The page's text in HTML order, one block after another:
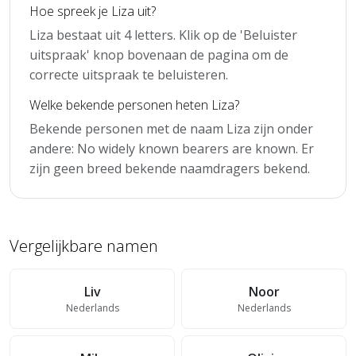
Hoe spreek je Liza uit?
Liza bestaat uit 4 letters. Klik op de 'Beluister
uitspraak' knop bovenaan de pagina om de
correcte uitspraak te beluisteren.
Welke bekende personen heten Liza?
Bekende personen met de naam Liza zijn onder
andere: No widely known bearers are known. Er
zijn geen breed bekende naamdragers bekend.
Vergelijkbare namen
Liv
Nederlands
Noor
Nederlands